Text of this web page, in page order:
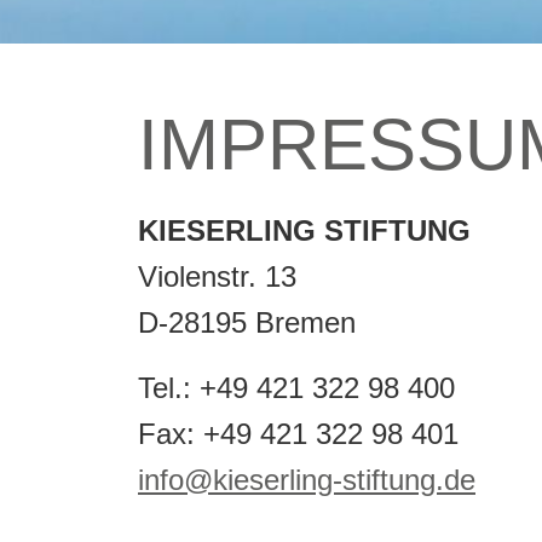
KIESERLING STIFTUNG
Violenstr. 13
D-28195 Bremen
Tel.: +49 421 322 98 400
Fax: +49 421 322 98 401
info@kieserling-stiftung.de